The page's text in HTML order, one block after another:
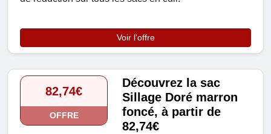
Voir l'offre
82,74€
OFFRE
Découvrez la sac
Sillage Doré marron
foncé, à partir de
82,74€